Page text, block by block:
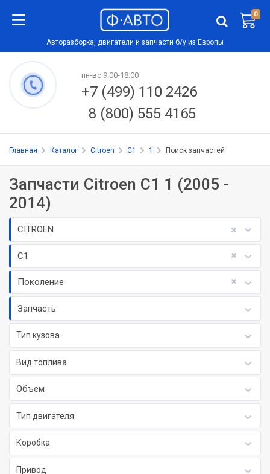
0
Авторазборка, двигатели и запчасти б/у из Европы
пн-вс 9:00-18:00
+7 (499) 110 2426
8 (800) 555 4165
Главная Каталог Citroen C1 1 Поиск запчастей
Запчасти Citroen C1 1 (2005 -
2014)
CITROEN
C1
Поколение
Запчасть
Тип кузова
Вид топлива
Объем
Тип двигателя
Коробка
Привод